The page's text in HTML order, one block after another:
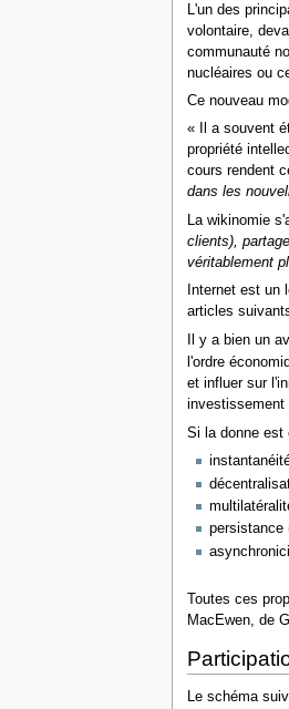
L'un des
volontaire,
communauté
nucléaires ou
Ce nouveau
« Il a souvent
propriété
cours rendent
dans les
La wikinomie
clients),
véritablement
Internet est un
articles
Il y a bien un
l'ordre
et influer sur
investissement
Si la donne est
persistance
Toutes ces
MacEwen, de
Le schéma